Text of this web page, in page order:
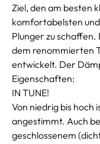
Ziel, den am besten
komfortabelsten
Plunger zu
dem renommierten
entwickelt. Der
Eigenschaften:
IN TUNE!
Von niedrig bis hoch
angestimmt. Auch
geschlossenem